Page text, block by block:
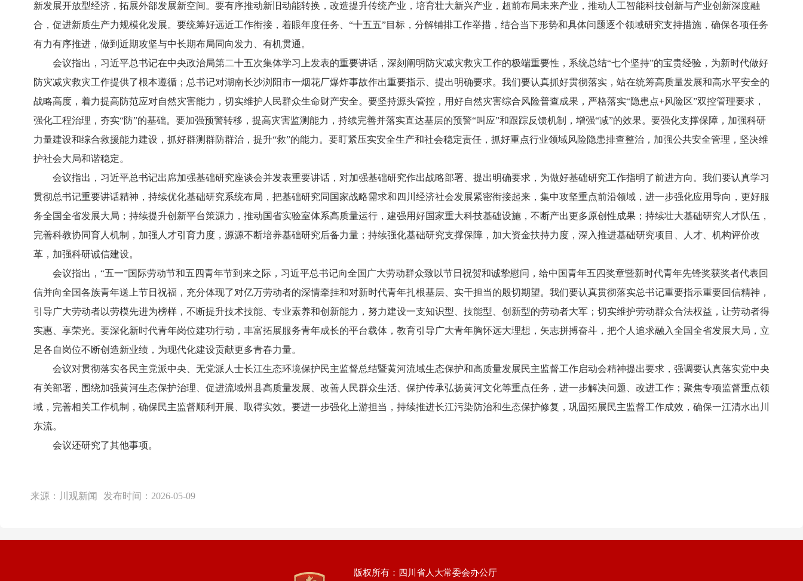
新发展开放型经济，拓展外部发展新空间。要有序推动新旧动能转换，改造提升传统产业，培育壮大新兴产业，超前布局未来产业，推动人工智能科技创新与产业创新深度融
合，促进新质生产力规模化发展。要统筹好远近工作衔接，着眼年度任务、“十五五”目标，分解铺排工作举措，结合当下形势和具体问题逐个领域研究支持措施，确保各项任务
有力有序推进，做到近期攻坚与中长期布局同向发力、有机贯通。
会议指出，习近平总书记在中央政治局第二十五次集体学习上发表的重要讲话，深刻阐明防灾减灾救灾工作的极端重要性，系统总结“七个坚持”的宝贵经验，为新时代做好
防灾减灾救灾工作提供了根本遵循；总书记对湖南长沙浏阳市一烟花厂爆炸事故作出重要指示、提出明确要求。我们要认真抓好贯彻落实，站在统筹高质量发展和高水平安全的
战略高度，着力提高防范应对自然灾害能力，切实维护人民群众生命财产安全。要坚持源头管控，用好自然灾害综合风险普查成果，严格落实“隐患点+风险区”双控管理要求，
强化工程治理，夯实“防”的基础。要加强预警转移，提高灾害监测能力，持续完善并落实直达基层的预警“叫应”和跟踪反馈机制，增强“减”的效果。要强化支撑保障，加强科研
力量建设和综合救援能力建设，抓好群测群防群治，提升“救”的能力。要盯紧压实安全生产和社会稳定责任，抓好重点行业领域风险隐患排查整治，加强公共安全管理，坚决维
护社会大局和谐稳定。
会议指出，习近平总书记出席加强基础研究座谈会并发表重要讲话，对加强基础研究作出战略部署、提出明确要求，为做好基础研究工作指明了前进方向。我们要认真学习
贯彻总书记重要讲话精神，持续优化基础研究系统布局，把基础研究同国家战略需求和四川经济社会发展紧密衔接起来，集中攻坚重点前沿领域，进一步强化应用导向，更好服
务全国全省发展大局；持续提升创新平台策源力，推动国省实验室体系高质量运行，建强用好国家重大科技基础设施，不断产出更多原创性成果；持续壮大基础研究人才队伍，
完善科教协同育人机制，加强人才引育力度，源源不断培养基础研究后备力量；持续强化基础研究支撑保障，加大资金扶持力度，深入推进基础研究项目、人才、机构评价改
革，加强科研诚信建设。
会议指出，“五一”国际劳动节和五四青年节到来之际，习近平总书记向全国广大劳动群众致以节日祝贺和诚挚慰问，给中国青年五四奖章暨新时代青年先锋奖获奖者代表回
信并向全国各族青年送上节日祝福，充分体现了对亿万劳动者的深情牵挂和对新时代青年扎根基层、实干担当的殷切期望。我们要认真贯彻落实总书记重要指示重要回信精神，
引导广大劳动者以劳模先进为榜样，不断提升技术技能、专业素养和创新能力，努力建设一支知识型、技能型、创新型的劳动者大军；切实维护劳动群众合法权益，让劳动者得
实惠、享荣光。要深化新时代青年岗位建功行动，丰富拓展服务青年成长的平台载体，教育引导广大青年胸怀远大理想，矢志拼搏奋斗，把个人追求融入全国全省发展大局，立
足各自岗位不断创造新业绩，为现代化建设贡献更多青春力量。
会议对贯彻落实各民主党派中央、无党派人士长江生态环境保护民主监督总结暨黄河流域生态保护和高质量发展民主监督工作启动会精神提出要求，强调要认真落实党中央
有关部署，围绕加强黄河生态保护治理、促进流域州县高质量发展、改善人民群众生活、保护传承弘扬黄河文化等重点任务，进一步解决问题、改进工作；聚焦专项监督重点领
域，完善相关工作机制，确保民主监督顺利开展、取得实效。要进一步强化上游担当，持续推进长江污染防治和生态保护修复，巩固拓展民主监督工作成效，确保一江清水出川
东流。
会议还研究了其他事项。
来源： 川观新闻 发布时间： 2026-05-09
版权所有：四川省人大常委会办公厅